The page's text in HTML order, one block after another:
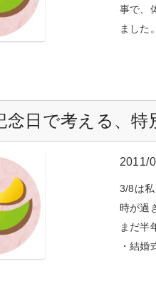
事で、
ました
念日で考える、特
2011/
3/8は
時が過
まだ半
・結婚